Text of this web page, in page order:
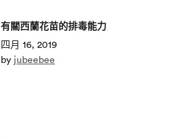
有關西蘭花苗的排毒能力
四月 16, 2019
by jubeebee